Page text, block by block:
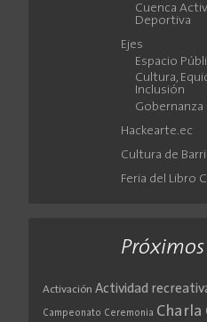
Cuenca
Deportiva
Ejes
Espacio
Cultura,
Inclusión
Gobernanza
Hackearte.ec
Cultura de
Feria del Libro
Activación Actividad
Campeonato Ceremonia Charla